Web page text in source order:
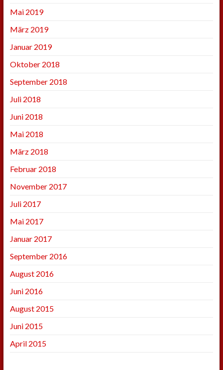
Mai 2019
März 2019
Januar 2019
Oktober 2018
September 2018
Juli 2018
Juni 2018
Mai 2018
März 2018
Februar 2018
November 2017
Juli 2017
Mai 2017
Januar 2017
September 2016
August 2016
Juni 2016
August 2015
Juni 2015
April 2015